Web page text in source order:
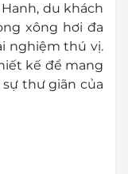
du khách
xông hơi đa
nghiệm thú vị.
kế để mang
thư giãn của